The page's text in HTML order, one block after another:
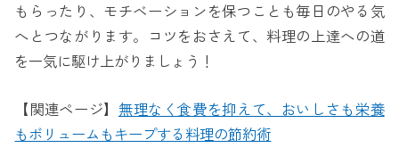
もらったり、モチベーションを保つことも毎日のやる気
へとつながります。コツをおさえて、料理の上達への道
を一気に駆け上がりましょう！
【関連ページ】 無理なく食費を抑えて、おいしさも栄養
もボリュームもキープする料理の節約術